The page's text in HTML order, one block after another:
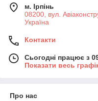
м. Ірпінь
08200, вул.
Україна
Контакти
Сьогодні працює з
Показати весь
Про нас